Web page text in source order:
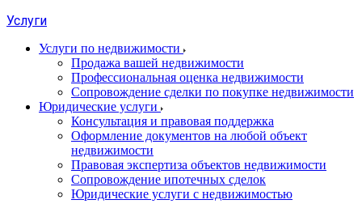
Услуги
Услуги по недвижимости
Продажа вашей недвижимости
Профессиональная оценка недвижимости
Сопровождение сделки по покупке недвижимости
Юридические услуги
Консультация и правовая поддержка
Оформление документов на любой объект
недвижимости
Правовая экспертиза объектов недвижимости
Сопровождение ипотечных сделок
Юридические услуги с недвижимостью